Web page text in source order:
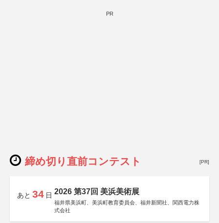
PR
締め切り直前コンテスト [PR]
あと 34 日 2026 第37回 美浜美術展
福井県美浜町、美浜町教育委員会、福井新聞社、関西電力株
式会社